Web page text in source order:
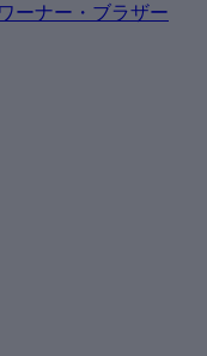
ーナー・ブラザー